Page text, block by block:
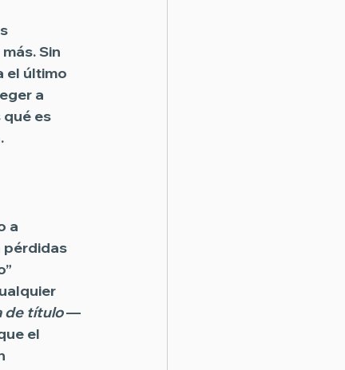
Sin
el último
a
qué es
a
pérdidas
de título —
el